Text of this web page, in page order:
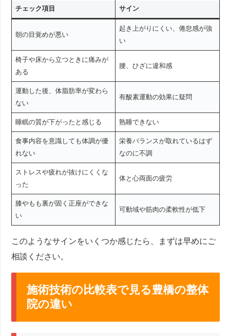
チェック項目 サイン
朝の目覚めが悪い
起き上がりにくい、倦怠感が強
い
椅子や床から立つときに痛みが
ある
腰、ひざに違和感
運動した後、体脂肪率が変わら
ない
有酸素運動の効果に疑問
睡眠の質が下がったと感じる 熟睡できない
食事内容を意識しても体調が優
れない
栄養バランスが取れているはず
なのに不調
ストレスや疲れが抜けにくくな
った
体と心両面の疲労
膝やもも裏が固く正座ができな
い
可動域や筋肉の柔軟性が低下
このようなサインをいくつか感じたら、まずは早めにご
相談ください。
施術技術の比較表で見る豊橋の整体
院の違い